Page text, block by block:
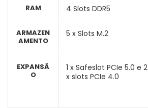
RAM
ARMAZEN
AMENTO
EXPANSÃ
O
4 Slots DDR5
5 x Slots M.2
1 x Safeslot PCIe 5.0 e 2
x slots PCIe 4.0